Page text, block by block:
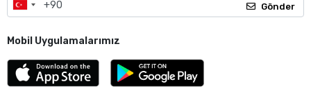
Gönder
Mobil Uygulamalarımız